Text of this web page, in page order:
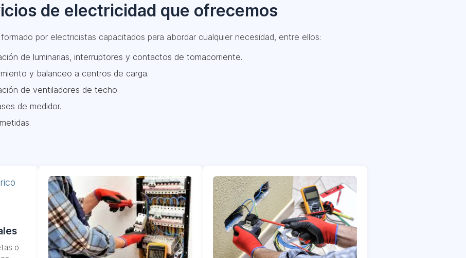
de electricidad que ofrecemos
por electricistas capacitados para abordar cualquier necesidad, entre ellos:
de luminarias, interruptores y contactos de tomacorriente.
y balanceo a centros de carga.
de ventiladores de techo.
de medidor.
o